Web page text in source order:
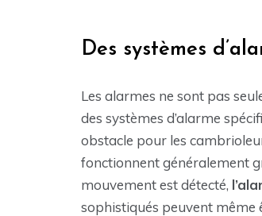
Des systèmes
Les alarmes ne sont pas
des systèmes d’alarme
obstacle pour les
fonctionnent généralement
mouvement est détecté,
sophistiqués peuvent même